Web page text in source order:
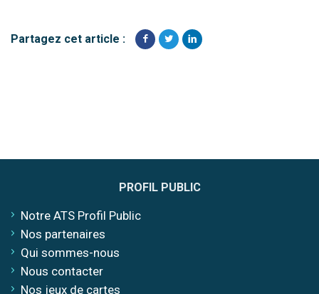
Partagez cet article :
PROFIL PUBLIC
Notre ATS Profil Public
Nos partenaires
Qui sommes-nous
Nous contacter
Nos jeux de cartes